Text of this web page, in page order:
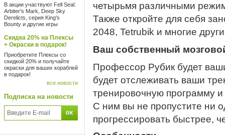
В акции участвуют Fell Seal:
Arbiter's Mark, Deep Sky
Derelicts, серия King's
Bounty и другие игры
Скидка 20% на Плексы
+ Окраски в подарок!
Приобретите Плексы со
скидкой 20% и получайте
окраски для ваших кораблей
в подарок!
все новости
Подписка на новости
четырьмя различными
Также откройте для себя
2048, Tetrubik и многие
Ваш собственный
Профессор Рубик будет
будет отслеживать ваши
тренировочную программу
С ним вы не пропустите ни
прогрессировать быстрее,